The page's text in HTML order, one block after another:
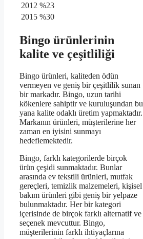
2012 %23
2015 %30
Bingo ürünlerinin
kalite ve çeşitliliği
Bingo ürünleri, kaliteden ödün
vermeyen ve geniş bir çeşitlilik sunan
bir markadır. Bingo, uzun tarihi
kökenlere sahiptir ve kuruluşundan bu
yana kalite odaklı üretim yapmaktadır.
Markanın ürünleri, müşterilerine her
zaman en iyisini sunmayı
hedeflemektedir.
Bingo, farklı kategorilerde birçok
ürün çeşidi sunmaktadır. Bunlar
arasında ev tekstili ürünleri, mutfak
gereçleri, temizlik malzemeleri, kişisel
bakım ürünleri gibi geniş bir yelpaze
bulunmaktadır. Her bir kategori
içerisinde de birçok farklı alternatif ve
seçenek mevcuttur. Bingo,
müşterilerinin farklı ihtiyaçlarına